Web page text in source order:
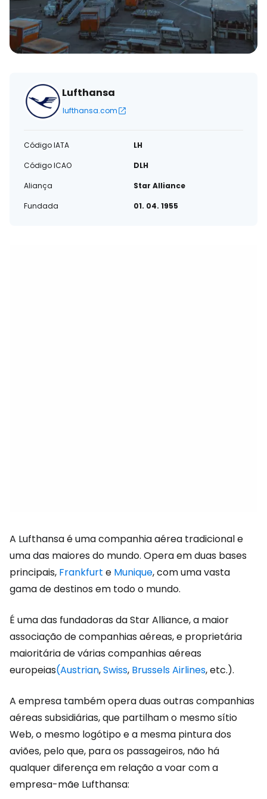
Lufthansa
lufthansa.com
Código IATA
LH
Código ICAO
DLH
Aliança
Star Alliance
Fundada
01. 04. 1955
A Lufthansa é uma companhia aérea tradicional e
uma das maiores do mundo. Opera em duas bases
principais, Frankfurt e Munique, com uma vasta
gama de destinos em todo o mundo.
É uma das fundadoras da Star Alliance, a maior
associação de companhias aéreas, e proprietária
maioritária de várias companhias aéreas
europeias(Austrian,Swiss, Brussels Airlines, etc.).
A empresa também opera duas outras companhias
aéreas subsidiárias, que partilham o mesmo sítio
Web, o mesmo logótipo e a mesma pintura dos
aviões, pelo que, para os passageiros, não há
qualquer diferença em relação a voar com a
empresa-mãe Lufthansa: